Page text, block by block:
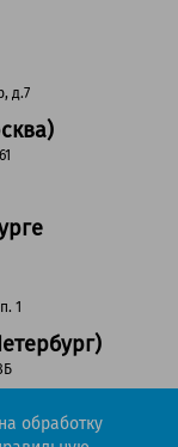
д.7
1
обработку